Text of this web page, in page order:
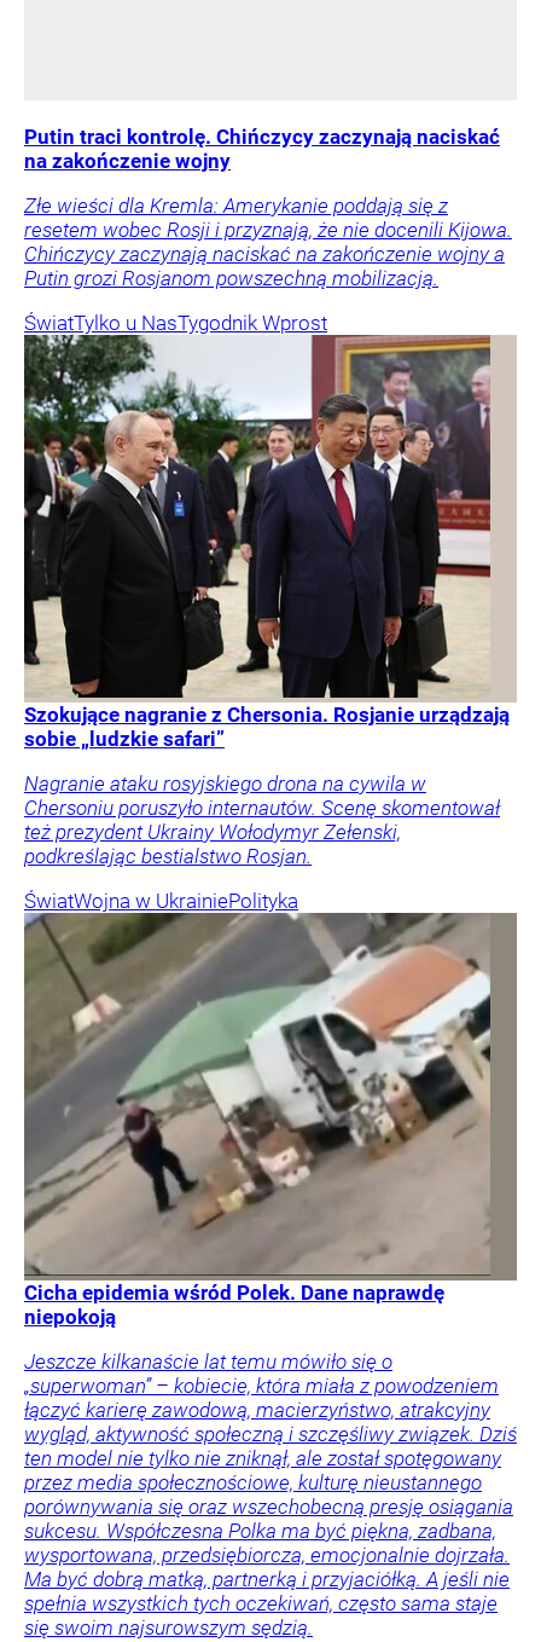
Putin traci kontrolę. Chińczycy zaczynają naciskać
na zakończenie wojny
Złe wieści dla Kremla: Amerykanie poddają się z
resetem wobec Rosji i przyznają, że nie docenili Kijowa.
Chińczycy zaczynają naciskać na zakończenie wojny a
Putin grozi Rosjanom powszechną mobilizacją.
ŚwiatTylko u NasTygodnik Wprost
Szokujące nagranie z Chersonia. Rosjanie urządzają
sobie „ludzkie safari”
Nagranie ataku rosyjskiego drona na cywila w
Chersoniu poruszyło internautów. Scenę skomentował
też prezydent Ukrainy Wołodymyr Zełenski,
podkreślając bestialstwo Rosjan.
ŚwiatWojna w UkrainiePolityka
Cicha epidemia wśród Polek. Dane naprawdę
niepokoją
Jeszcze kilkanaście lat temu mówiło się o
„superwoman” – kobiecie, która miała z powodzeniem
łączyć karierę zawodową, macierzyństwo, atrakcyjny
wygląd, aktywność społeczną i szczęśliwy związek. Dziś
ten model nie tylko nie zniknął, ale został spotęgowany
przez media społecznościowe, kulturę nieustannego
porównywania się oraz wszechobecną presję osiągania
sukcesu. Współczesna Polka ma być piękna, zadbana,
wysportowana, przedsiębiorcza, emocjonalnie dojrzała.
Ma być dobrą matką, partnerką i przyjaciółką. A jeśli nie
spełnia wszystkich tych oczekiwań, często sama staje
się swoim najsurowszym sędzią.